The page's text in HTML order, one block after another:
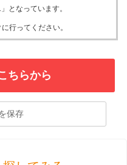
となっています。
行ってください。
ちらから